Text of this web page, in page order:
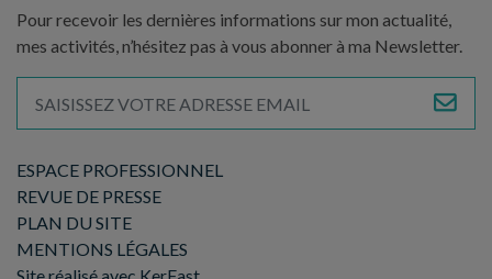
ESPACE PROFESSIONNEL
REVUE DE PRESSE
PLAN DU SITE
MENTIONS LÉGALES
Pour recevoir les dernières informations sur mon actualité,
mes activités, n’hésitez pas à vous abonner à ma Newsletter.